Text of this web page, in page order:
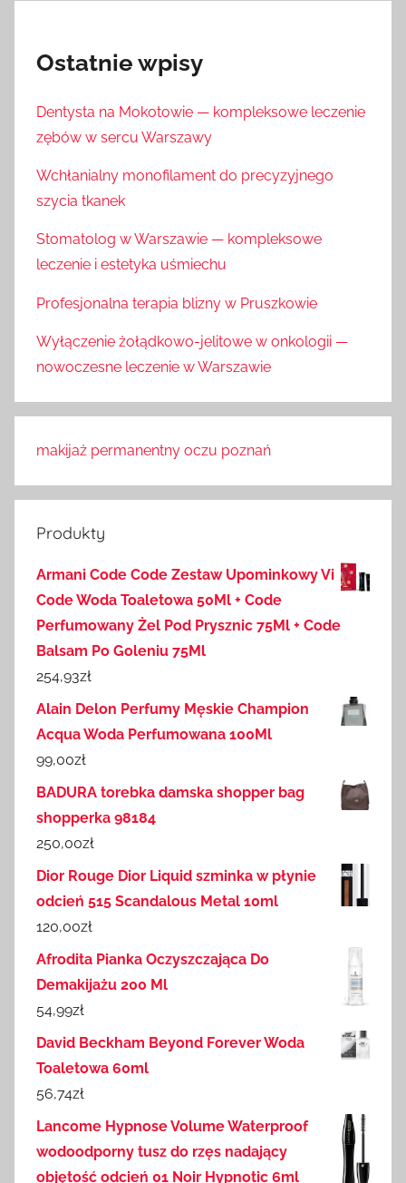
Ostatnie wpisy
Dentysta na Mokotowie — kompleksowe leczenie
zębów w sercu Warszawy
Wchłanialny monofilament do precyzyjnego
szycia tkanek
Stomatolog w Warszawie — kompleksowe
leczenie i estetyka uśmiechu
Profesjonalna terapia blizny w Pruszkowie
Wyłączenie żołądkowo-jelitowe w onkologii —
nowoczesne leczenie w Warszawie
makijaż permanentny oczu poznań
Produkty
Armani Code Code Zestaw Upominkowy Vi
Code Woda Toaletowa 50Ml + Code
Perfumowany Żel Pod Prysznic 75Ml + Code
Balsam Po Goleniu 75Ml
254,93zł
Alain Delon Perfumy Męskie Champion
Acqua Woda Perfumowana 100Ml
99,00zł
BADURA torebka damska shopper bag
shopperka 98184
250,00zł
Dior Rouge Dior Liquid szminka w płynie
odcień 515 Scandalous Metal 10ml
120,00zł
Afrodita Pianka Oczyszczająca Do
Demakijażu 200 Ml
54,99zł
David Beckham Beyond Forever Woda
Toaletowa 60ml
56,74zł
Lancome Hypnose Volume Waterproof
wodoodporny tusz do rzęs nadający
objętość odcień 01 Noir Hypnotic 6ml